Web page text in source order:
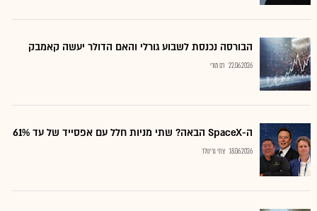
הבורסה נכנסת לשבוע גורלי והאם הדולר יעשה קאמבק
22.06.2026 רם מורי
ה-SpaceX הבאה? שתי מניות חלל עם אפסייד של עד 61%
18.06.2026 צחי גרינולד